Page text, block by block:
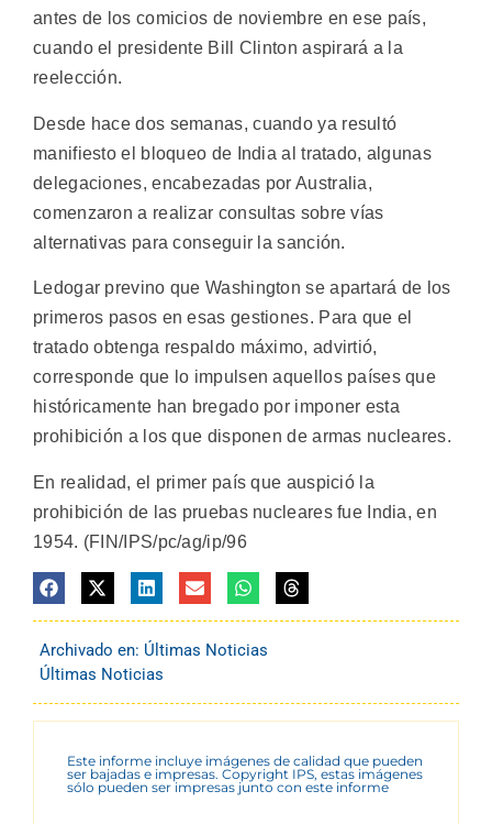
antes de los comicios de noviembre en ese país,
cuando el presidente Bill Clinton aspirará a la
reelección.
Desde hace dos semanas, cuando ya resultó
manifiesto el bloqueo de India al tratado, algunas
delegaciones, encabezadas por Australia,
comenzaron a realizar consultas sobre vías
alternativas para conseguir la sanción.
Ledogar previno que Washington se apartará de los
primeros pasos en esas gestiones. Para que el
tratado obtenga respaldo máximo, advirtió,
corresponde que lo impulsen aquellos países que
históricamente han bregado por imponer esta
prohibición a los que disponen de armas nucleares.
En realidad, el primer país que auspició la
prohibición de las pruebas nucleares fue India, en
1954. (FIN/IPS/pc/ag/ip/96
Archivado en: Últimas Noticias
Últimas Noticias
Este informe incluye imágenes de calidad que pueden
ser bajadas e impresas. Copyright IPS, estas imágenes
sólo pueden ser impresas junto con este informe